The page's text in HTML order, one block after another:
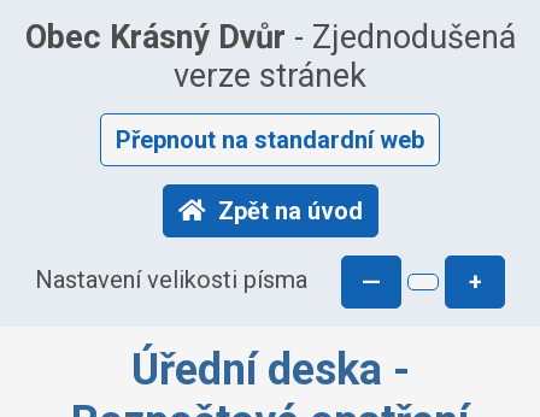
Obec Krásný Dvůr - Zjednodušená
verze stránek
Přepnout na standardní web
Zpět na úvod
Nastavení velikosti písma — +
Úřední deska -